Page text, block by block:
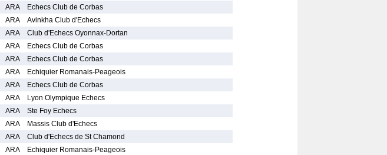
ARA
Echecs Club de Corbas
ARA
Avinkha Club d'Echecs
ARA
Club d'Echecs Oyonnax-Dortan
ARA
Echecs Club de Corbas
ARA
Echecs Club de Corbas
ARA
Echiquier Romanais-Peageois
ARA
Echecs Club de Corbas
ARA
Lyon Olympique Echecs
ARA
Ste Foy Echecs
ARA
Massis Club d'Echecs
ARA
Club d'Echecs de St Chamond
ARA
Echiquier Romanais-Peageois